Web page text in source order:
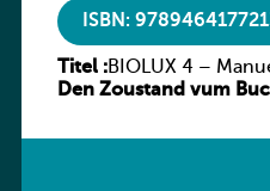
ISBN:
Titel :BIOLUX 4 –
Den Zoustand vum